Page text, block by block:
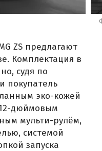
ZS предлагают
Комплектация в
судя по
покупатель
эко-кожей
дюймовым
мульти-рулём,
системой
запуска